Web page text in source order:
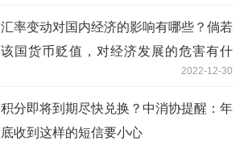
汇率变动对国内经济的影响有哪些？倘若
该国货币贬值，对经济发展的危害有什
2022-12-30
积分即将到期尽快兑换？中消协提醒：年
底收到这样的短信要小心